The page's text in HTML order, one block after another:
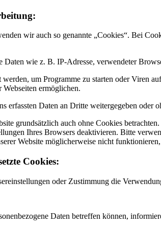
wir auch so genannte „Cookies“. Bei
Daten wie z. B. IP-Adresse, verwendeter
um Programme zu starten oder Viren
ermöglichen.
erfassten Daten an Dritte weitergegeben
grundsätzlich auch ohne Cookies
Ihres Browsers deaktivieren. Bitte
Website möglicherweise nicht
Cookies:
oder Zustimmung die
Daten betreffen können,